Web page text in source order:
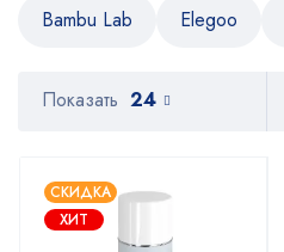
Bambu Lab Elegoo
Показать 24
СКИДКА
ХИТ